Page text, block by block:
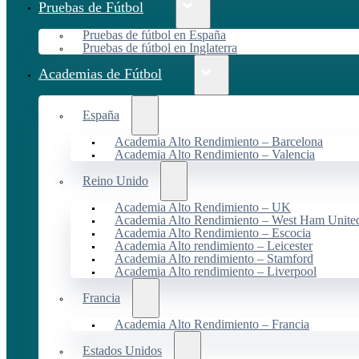
Pruebas de Fútbol
Pruebas de fútbol en España
Pruebas de fútbol en Inglaterra
Academias de Fútbol
España
Academia Alto Rendimiento – Barcelona
Academia Alto Rendimiento – Valencia
Reino Unido
Academia Alto Rendimiento – UK
Academia Alto Rendimiento – West Ham
Academia Alto Rendimiento – Escocia
Academia Alto rendimiento – Leicester
Academia Alto rendimiento – Stamford
Academia Alto rendimiento – Liverpool
Francia
Academia Alto Rendimiento – Francia
Estados Unidos